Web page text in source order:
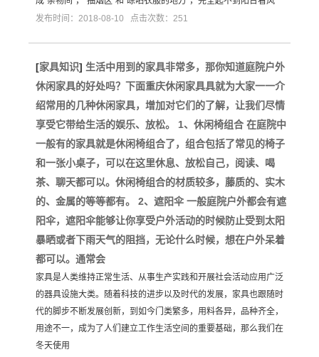
发布时间：2018-08-10 点击次数：251
[家具知识] 生活中用到的家具非常多，那你知道庭院户外
休闲家具的好处吗？下面重庆休闲家具具就为大家一一介
绍常用的几种休闲家具，增加对它们的了解，让我们尽情
享受它带给生活的娱乐、放松。 1、休闲椅组合 在庭院中
一般有的家具就是休闲椅组合了，组合包括了常见的椅子
和一张小桌子，可以在这里休息、放松自己，阅读、喝
茶、聊天都可以。休闲椅组合的材质较多，藤质的、实木
的、金属的等等都有。 2、遮阳伞 一般庭院户外都会有遮
阳伞，遮阳伞能够让你享受户外活动的时候防止受到太阳
暴晒或者下雨天气的阻挡，无论什么时候，想在户外呆着
都可以。通常会
家具是人类维持正常生活、从事生产实践和开展社会活动应用广泛
的器具设施大类。随着科技的进步以及时代的发展，家具也跟随时
代的脚步不断发展创新，到如今门类繁多，用料各异，品种齐全，
用途不一，成为了人们建立工作生活空间的重要基础，那么我们在
冬天使用